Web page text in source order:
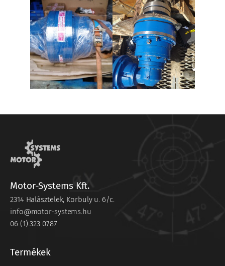
Motor-Systems Kft.
2314 Halásztelek, Korbuly u. 6/c.
info@motor-systems.hu
06 (1) 323 0787
Termékek